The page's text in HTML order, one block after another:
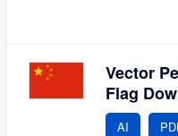
Vector
Flag
AI